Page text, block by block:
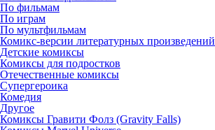
По фильмам
По играм
По мультфильмам
Комикс-версии литературных произведений
Детские комиксы
Комиксы для подростков
Отечественные комиксы
Супергероика
Комедия
Другое
Комиксы Гравити Фолз (Gravity Falls)